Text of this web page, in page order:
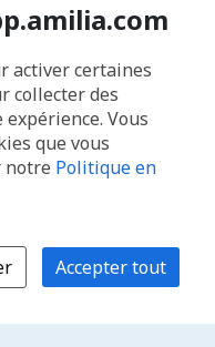
activer certaines
collecter des
Vous
que vous
notre Politique en
Accepter tout